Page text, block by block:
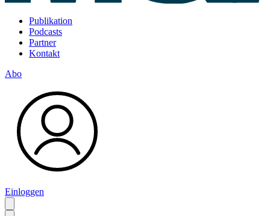
Publikation
Podcasts
Partner
Kontakt
Abo
Einloggen